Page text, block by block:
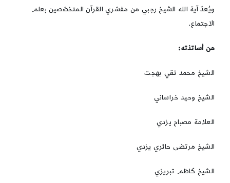
ويُعدّ آية الله الشيخ رجبي من مفسّري القرآن المتخصّصين بعلم
الاجتماع.
من أساتذته:
الشيخ محمد تقي بهجت
الشيخ وحيد خراساني
العلامة مصباح يزدي
الشيخ مرتضی حائري يزدي
الشيخ كاظم تبريزي